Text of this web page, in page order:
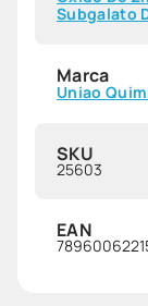
Subgalato
Marca
Uniao
SKU
25603
EAN